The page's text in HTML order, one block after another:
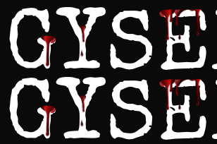
Fortsæt
til
indhold